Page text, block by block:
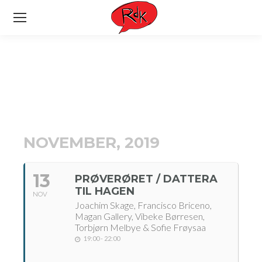
NOVEMBER, 2019
13
NOV
PRØVERØRET / DATTERA
TIL HAGEN
Joachim Skage, Francisco Briceno,
Magan Gallery, Vibeke Børresen,
Torbjørn Melbye & Sofie Frøysaa
19:00 - 22:00